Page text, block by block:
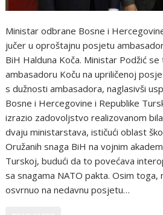
Ministar odbrane Bosne i
jučer u oproštajnu posjetu
BiH Halduna Koča. Ministar Podžić
ambasadoru Koču na upriličenoj
s dužnosti ambasadora, naglasivši
Bosne i Hercegovine i Republike
izrazio zadovoljstvo realizovanom
dvaju ministarstava, ističući oblast
Oružanih snaga BiH na vojnim
Turskoj, budući da to povećava
sa snagama NATO pakta. Osim toga,
osvrnuo na nedavnu posjetu…